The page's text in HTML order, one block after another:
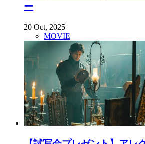
ー
20 Oct, 2025
MOVIE